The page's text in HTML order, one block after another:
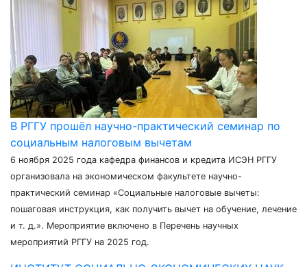
В РГГУ прошёл научно-практический семинар по
социальным налоговым вычетам
6 ноября 2025 года кафедра финансов и кредита ИСЭН РГГУ
организовала на экономическом факультете научно-
практический семинар «Социальные налоговые вычеты:
пошаговая инструкция, как получить вычет на обучение, лечение
и т. д.». Мероприятие включено в Перечень научных
мероприятий РГГУ на 2025 год.